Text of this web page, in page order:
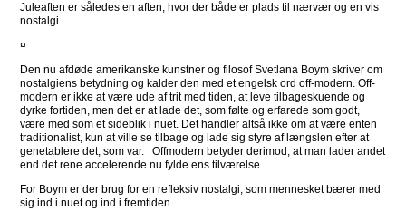
Juleaften er således en aften, hvor der både er plads til nærvær og en vis
nostalgi.
¤
Den nu afdøde amerikanske kunstner og filosof Svetlana Boym skriver om
nostalgiens betydning og kalder den med et engelsk ord off-modern. Off-
modern er ikke at være ude af trit med tiden, at leve tilbageskuende og
dyrke fortiden, men det er at lade det, som følte og erfarede som godt,
være med som et sideblik i nuet. Det handler altså ikke om at være enten
traditionalist, kun at ville se tilbage og lade sig styre af længslen efter at
genetablere det, som var. Offmodern betyder derimod, at man lader andet
end det rene accelerende nu fylde ens tilværelse.
For Boym er der brug for en refleksiv nostalgi, som mennesket bærer med
sig ind i nuet og ind i fremtiden.